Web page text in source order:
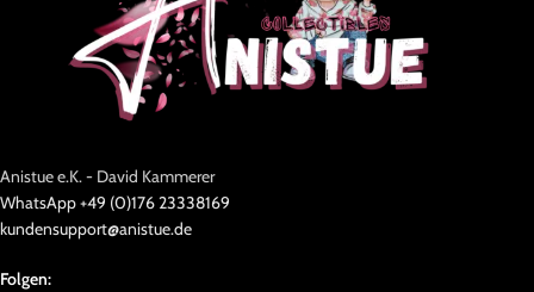
Anistue e.K. - David Kammerer
WhatsApp +49 (0)176 23338169
kundensupport@anistue.de
Folgen: